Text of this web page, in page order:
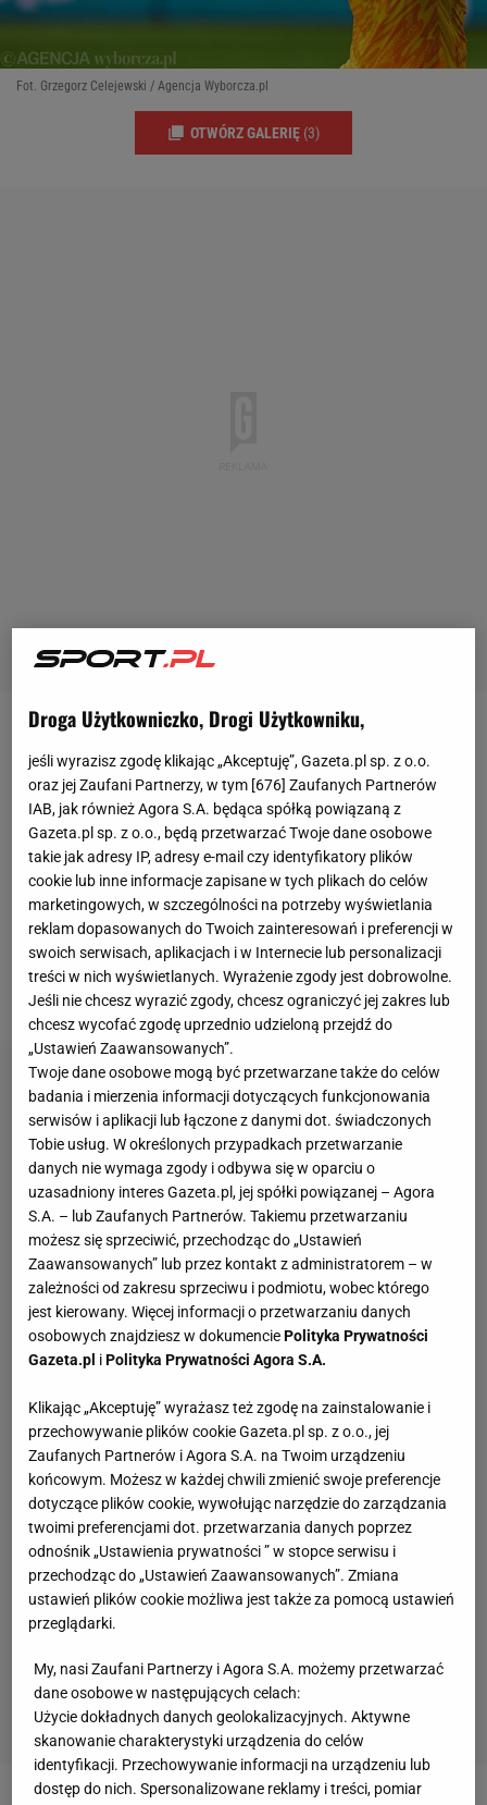
Fot. Grzegorz Celejewski / Agencja Wyborcza.pl
OTWÓRZ GALERIĘ (3)
warunków finansowych, ale chciał być numerem
jeden w bramceFC Barcelony. "Blaugranie" bardzo
zależało, by mieć jakościowego bramkarza na czas
rehabilitacji Marca-Andre ter Stegena, który zerwał
ścięgna rzepki kolana i wypadł z gry na osiem
miesięcy. Rozmowy przebiegły sprawnie i szybko,
tak samo jak sprawa zadośćuczynienia dla
Juventusu za przejście do innego giganta.
Droga Użytkowniczko, Drogi Użytkowniku,
jeśli wyrazisz zgodę klikając „Akceptuję”, Gazeta.pl sp. z o.o.
oraz jej Zaufani Partnerzy, w tym [676] Zaufanych Partnerów
IAB, jak również Agora S.A. będąca spółką powiązaną z
Gazeta.pl sp. z o.o., będą przetwarzać Twoje dane osobowe
takie jak adresy IP, adresy e-mail czy identyfikatory plików
cookie lub inne informacje zapisane w tych plikach do celów
marketingowych, w szczególności na potrzeby wyświetlania
reklam dopasowanych do Twoich zainteresowań i preferencji w
swoich serwisach, aplikacjach i w Internecie lub personalizacji
treści w nich wyświetlanych. Wyrażenie zgody jest dobrowolne.
Jeśli nie chcesz wyrazić zgody, chcesz ograniczyć jej zakres lub
chcesz wycofać zgodę uprzednio udzieloną przejdź do
„Ustawień Zaawansowanych”.
Twoje dane osobowe mogą być przetwarzane także do celów
badania i mierzenia informacji dotyczących funkcjonowania
serwisów i aplikacji lub łączone z danymi dot. świadczonych
Tobie usług. W określonych przypadkach przetwarzanie
danych nie wymaga zgody i odbywa się w oparciu o
uzasadniony interes Gazeta.pl, jej spółki powiązanej – Agora
S.A. – lub Zaufanych Partnerów. Takiemu przetwarzaniu
możesz się sprzeciwić, przechodząc do „Ustawień
Zaawansowanych” lub przez kontakt z administratorem – w
zależności od zakresu sprzeciwu i podmiotu, wobec którego
jest kierowany. Więcej informacji o przetwarzaniu danych
osobowych znajdziesz w dokumenciePolityka Prywatności
Gazeta.pl iPolityka Prywatności Agora S.A.
Klikając „Akceptuję” wyrażasz też zgodę na zainstalowanie i
przechowywanie plików cookie Gazeta.pl sp. z o.o., jej
Zaufanych Partnerów i Agora S.A. na Twoim urządzeniu
końcowym. Możesz w każdej chwili zmienić swoje preferencje
dotyczące plików cookie, wywołując narzędzie do zarządzania
twoimi preferencjami dot. przetwarzania danych poprzez
odnośnik „Ustawienia prywatności ” w stopce serwisu i
przechodząc do „Ustawień Zaawansowanych”. Zmiana
ustawień plików cookie możliwa jest także za pomocą ustawień
przeglądarki.
My, nasi Zaufani Partnerzy i Agora S.A. możemy przetwarzać
dane osobowe w następujących celach:
Użycie dokładnych danych geolokalizacyjnych. Aktywne
skanowanie charakterystyki urządzenia do celów
identyfikacji. Przechowywanie informacji na urządzeniu lub
dostęp do nich. Spersonalizowane reklamy i treści, pomiar